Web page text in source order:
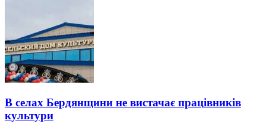
В селах Бердянщини не вистачає працівників
культури